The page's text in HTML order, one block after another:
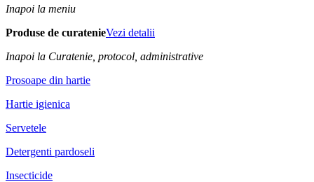
Inapoi la meniu
Produse de curatenieVezi detalii
Inapoi la Curatenie, protocol, administrative
Prosoape din hartie
Hartie igienica
Servetele
Detergenti pardoseli
Insecticide